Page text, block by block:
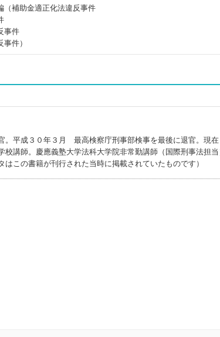
補助金適正化法違反事件
事件
件）
。平成３０年３月 最高検察庁刑事部検事を最後に退官。現
校講師。慶應義塾大学法科大学院非常勤講師（国際刑事法担
この書籍が刊行された当時に掲載されていたものです）